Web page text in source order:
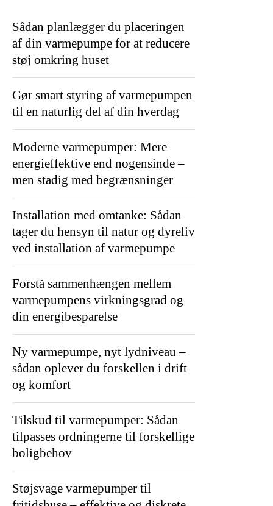
Sådan planlægger du placeringen
af din varmepumpe for at reducere
støj omkring huset
Gør smart styring af varmepumpen
til en naturlig del af din hverdag
Moderne varmepumper: Mere
energieffektive end nogensinde –
men stadig med begrænsninger
Installation med omtanke: Sådan
tager du hensyn til natur og dyreliv
ved installation af varmepumpe
Forstå sammenhængen mellem
varmepumpens virkningsgrad og
din energibesparelse
Ny varmepumpe, nyt lydniveau –
sådan oplever du forskellen i drift
og komfort
Tilskud til varmepumper: Sådan
tilpasses ordningerne til forskellige
boligbehov
Støjsvage varmepumper til